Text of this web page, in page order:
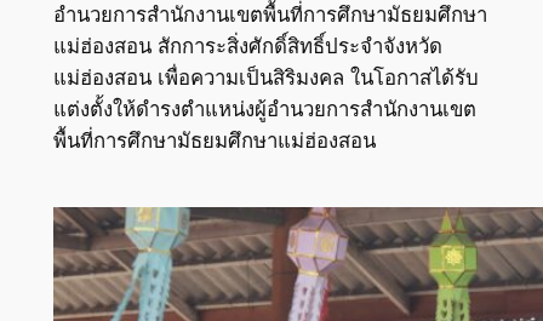
อำนวยการสำนักงานเขตพื้นที่การศึกษามัธยมศึกษา
แม่ฮ่องสอน สักการะสิ่งศักดิ์สิทธิ์ประจำจังหวัด
แม่ฮ่องสอน เพื่อความเป็นสิริมงคล ในโอกาสได้รับ
แต่งตั้งให้ดำรงตำแหน่งผู้อำนวยการสำนักงานเขต
พื้นที่การศึกษามัธยมศึกษาแม่ฮ่องสอน